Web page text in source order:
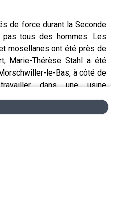
de force durant la Seconde
pas tous des hommes. Les
mosellanes ont été près de
Marie-Thérèse Stahl a été
le-Bas, à côté de
dans une usine
A 16 ans elle a résisté aux